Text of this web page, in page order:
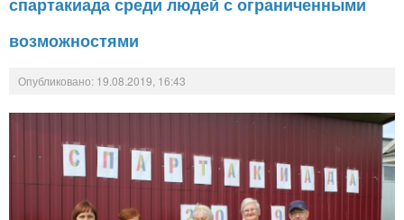
возможностями
Опубликовано: 19.08.2019, 16:43